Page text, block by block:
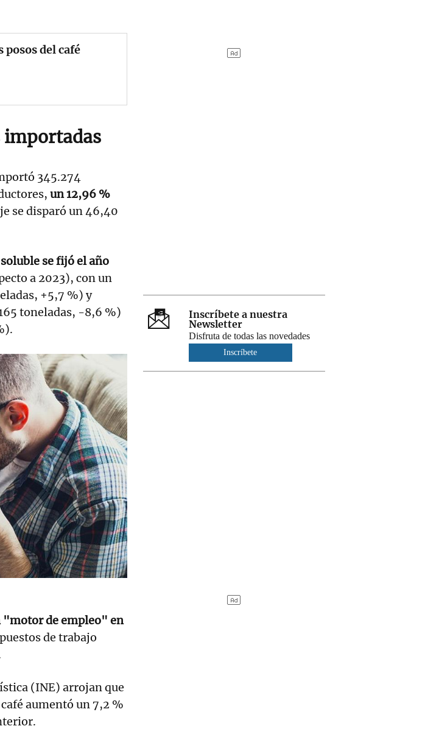
posos del café
importadas
345.274
un 12,96 %
se disparó un 46,40
se fijó el año
a 2023), con un
+5,7 %) y
toneladas, -8,6 %)
"motor de empleo" en
de trabajo
(INE) arrojan que
aumentó un 7,2 %
Inscríbete a nuestra
Newsletter
Disfruta de todas las novedades
Inscríbete